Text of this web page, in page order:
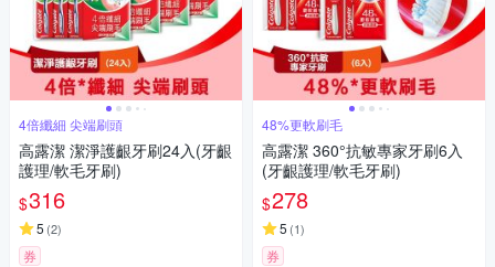
4倍纖細 尖端刷頭
高露潔 潔淨護齦牙刷24入(牙齦
護理/軟毛牙刷)
$316
5 (2)
券
48%更軟刷毛
高露潔 360°抗敏專家牙刷6入
(牙齦護理/軟毛牙刷)
$278
5 (1)
券